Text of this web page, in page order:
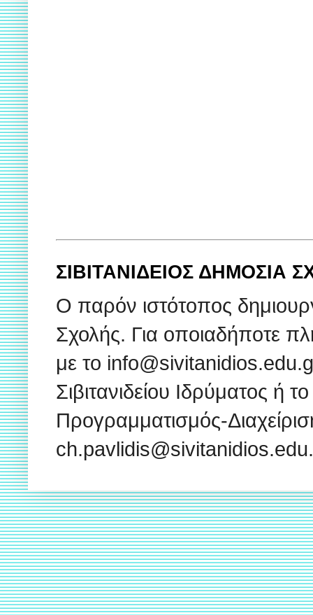
ΣΙΒΙΤΑΝΙΔΕΙΟΣ
Ο παρόν ιστότοπος
Σχολής. Για οποιαδήποτε
με το
Σιβιτανιδείου Ιδρύματος ή
Προγραμματισμός-